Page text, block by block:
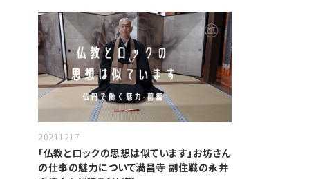
20211217
「仏教とロックの思想は似ています」お坊さん
の仕事の魅力について満昌寺 副住職の永井